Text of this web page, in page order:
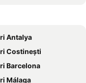
Chalkidiki
Antalya
Costinești
Barcelona
Málaga